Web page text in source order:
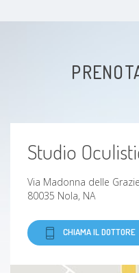
Cross Linking
Studio
Via Madonna delle
80035 Nola, NA
CHIAMA IL DOTTORE